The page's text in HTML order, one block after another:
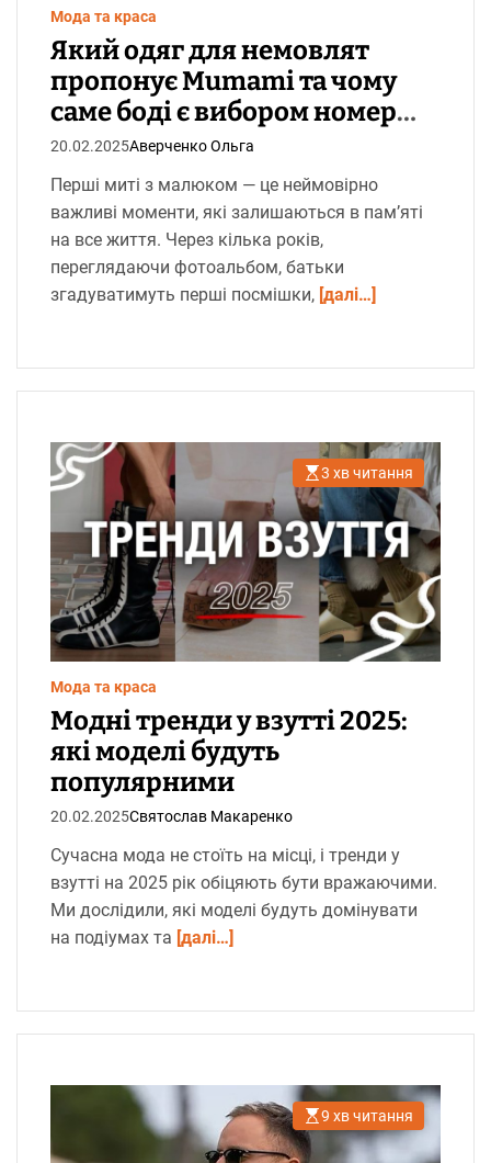
ч
и
т
а
н
н
Мода та краса
Який одяг для немовлят
пропонує Mumami та чому
саме боді є вибором номер
один
20.02.2025Аверченко Ольга
Перші миті з малюком — це неймовірно
важливі моменти, які залишаються в пам’яті
на все життя. Через кілька років,
переглядаючи фотоальбом, батьки
згадуватимуть перші посмішки, [далі…]
О
і
є
н
т
в
н
й
ч
а
и
т
3 хв читання
Мода та краса
Модні тренди у взутті 2025:
які моделі будуть
популярними
20.02.2025Святослав Макаренко
Сучасна мода не стоїть на місці, і тренди у
взутті на 2025 рік обіцяють бути вражаючими.
Ми дослідили, які моделі будуть домінувати
на подіумах та [далі…]
О
р
і
9 хв читання